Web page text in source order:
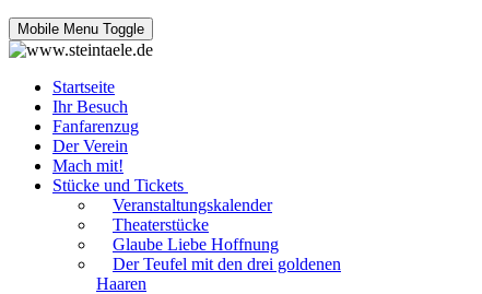
Mobile Menu Toggle
Startseite
Ihr Besuch
Fanfarenzug
Der Verein
Mach mit!
Stücke und Tickets
Veranstaltungskalender
Theaterstücke
Glaube Liebe Hoffnung
Der Teufel mit den drei goldenen
Haaren